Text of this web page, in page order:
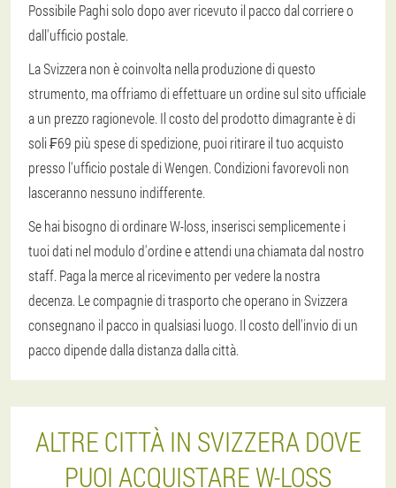
Possibile Paghi solo dopo aver ricevuto il pacco dal corriere o
dall'ufficio postale.
La Svizzera non è coinvolta nella produzione di questo
strumento, ma offriamo di effettuare un ordine sul sito ufficiale
a un prezzo ragionevole. Il costo del prodotto dimagrante è di
soli ₣69 più spese di spedizione, puoi ritirare il tuo acquisto
presso l'ufficio postale di Wengen. Condizioni favorevoli non
lasceranno nessuno indifferente.
Se hai bisogno di ordinare W-loss, inserisci semplicemente i
tuoi dati nel modulo d'ordine e attendi una chiamata dal nostro
staff. Paga la merce al ricevimento per vedere la nostra
decenza. Le compagnie di trasporto che operano in Svizzera
consegnano il pacco in qualsiasi luogo. Il costo dell'invio di un
pacco dipende dalla distanza dalla città.
ALTRE CITTÀ IN SVIZZERA DOVE
PUOI ACQUISTARE W-LOSS